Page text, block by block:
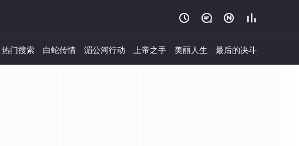
   
热门搜索 白蛇传情 湄公河行动 上帝之手 美丽人生 最后的决斗